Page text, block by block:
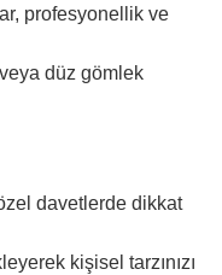
profesyonellik ve
düz gömlek
davetlerde dikkat
kişisel tarzınızı